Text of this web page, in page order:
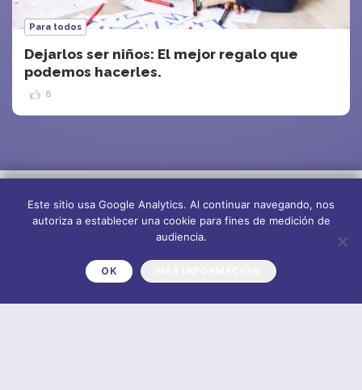
Para todos
Dejarlos ser niños: El mejor regalo que
podemos hacerles.
8
Este sitio usa Google Analytics. Al continuar navegando, nos
autoriza a establecer una cookie para fines de medición de
audiencia.
OK